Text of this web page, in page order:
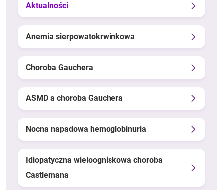
Aktualności
Anemia sierpowatokrwinkowa
Choroba Gauchera
ASMD a choroba Gauchera
Nocna napadowa hemoglobinuria
Idiopatyczna wieloogniskowa choroba
Castlemana